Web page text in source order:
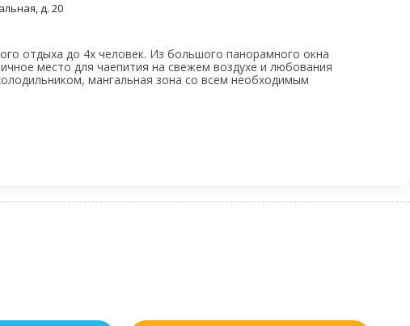
д. 20
отдыха до 4х человек. Из большого панорамного окна
место для чаепития на свежем воздухе и любования
мангальная зона со всем необходимым